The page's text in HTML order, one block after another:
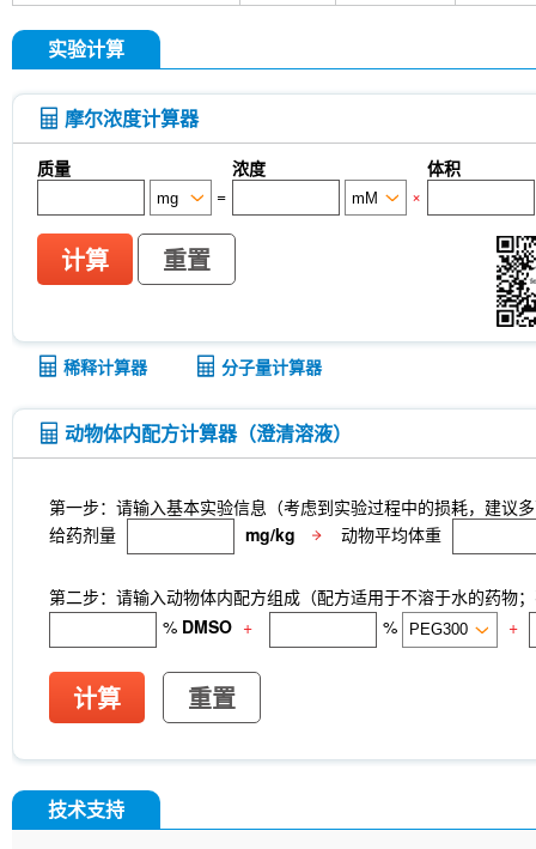
实验计算
摩尔浓度计算器
质量 浓度
体积
=
×
计算 重置
稀释计算器 分子量计算器
动物体内配方计算器（澄清溶液）
第一步：请输入基本实验信息（考虑到实验过程中的损耗，建议
给药剂量
mg/kg 动物平均体重
第二步：请输入动物体内配方组成（配方适用于不溶于水的药物
% DMSO + % +
计算 重置
技术支持